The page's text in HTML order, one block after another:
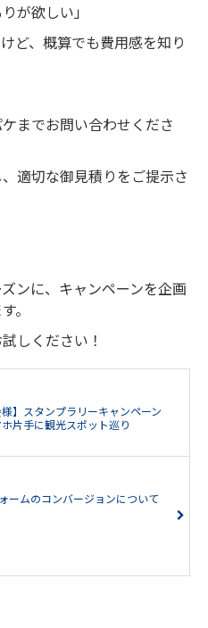
が欲しい」
ど、概算でも費用感を知り
までお問い合わせくださ
適切な御見積りをご提示さ
ンに、キャンペーンを企画
。
しください！
様】スタンプラリーキャンペーン
片手に観光スポット巡り
ームのコンバージョンについて